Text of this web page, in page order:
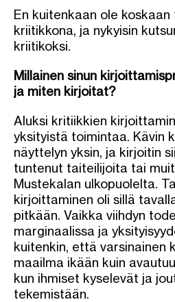
En kuitenkaan ole
kriitikkona, ja nykyisin
kriitikoksi.
Millainen sinun
ja miten kirjoitat?
Aluksi kritiikkien
yksityistä toimintaa. Kävin
näyttelyn yksin, ja kirjoitin
tuntenut taiteilijoita tai
Mustekalan ulkopuolelta.
kirjoittaminen oli sillä
pitkään. Vaikka viihdyn
marginaalissa ja
kuitenkin, että varsinainen
maailma ikään kuin
kun ihmiset kyselevät ja
tekemistään.